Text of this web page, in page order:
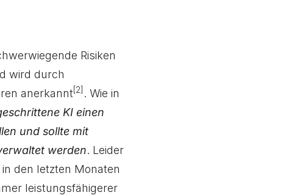
Risiken
wird durch
anerkannt [2] . Wie in
KI einen
und sollte mit
werden. Leider
den letzten Monaten
leistungsfähigerer